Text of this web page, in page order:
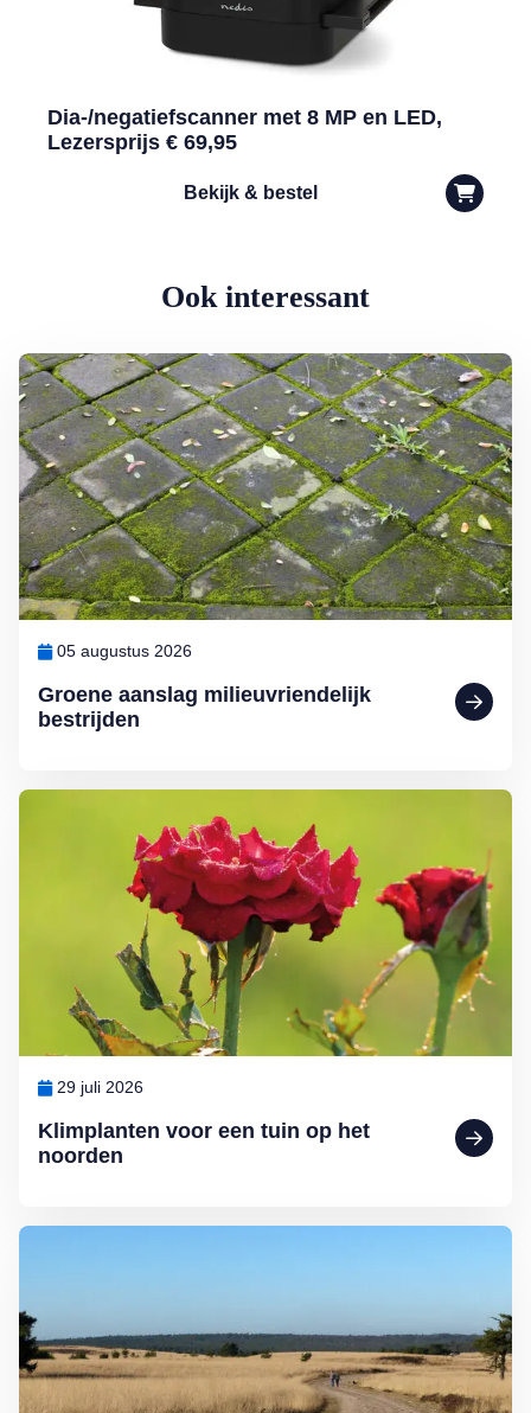
Dia-/negatiefscanner met 8 MP en LED,
Lezersprijs € 69,95
Bekijk & bestel
Ook interessant
Groene aanslag milieuvriendelijk
bestrijden
05 augustus 2026
Lees meer over Groene aanslag milieuvriendelijk bestrijden
Klimplanten voor een tuin op het
noorden
29 juli 2026
Lees meer over Klimplanten voor een tuin op het noorden
Lees meer over Ontdek Nederland: mooie fietspaden en